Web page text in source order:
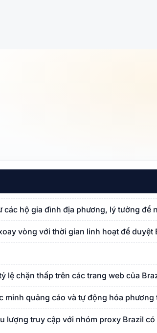
các hộ gia đình địa phương, lý tưởng
vòng với thời gian linh hoạt để duyệt
lệ chặn thấp trên các trang web của
minh quảng cáo và tự động hóa phương
lượng truy cập với nhóm proxy Brazil có